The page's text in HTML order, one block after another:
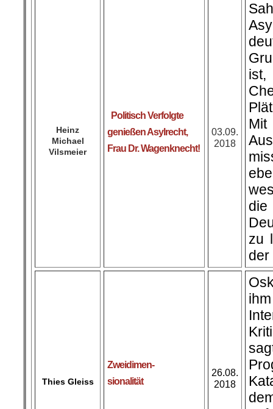
Heinz
Michael
Vilsmeier
Politisch Verfolgte
genießen Asylrecht,
Frau Dr. Wagenknecht!
03.09.
2018
zu
der
Thies Gleiss
Zweidimen-
sionalität
26.08.
2018